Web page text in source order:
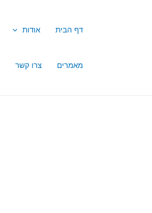
דף הבית אודות
מאמרים צרו קשר